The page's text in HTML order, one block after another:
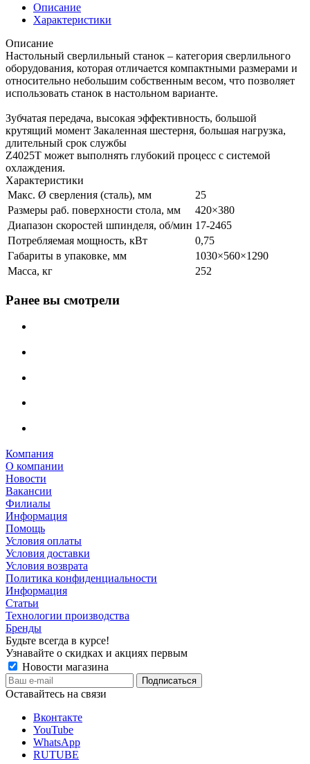
Описание
Характеристики
Описание
Настольный сверлильный станок – категория сверлильного
оборудования, которая отличается компактными размерами и
относительно небольшим собственным весом, что позволяет
использовать станок в настольном варианте.
Зубчатая передача, высокая эффективность, большой
крутящий момент Закаленная шестерня, большая нагрузка,
длительный срок службы
Z4025T может выполнять глубокий процесс с системой
охлаждения.
Характеристики
Макс. Ø сверления (сталь), мм
25
Размеры раб. поверхности стола, мм
420×380
Диапазон скоростей шпинделя, об/мин 17-2465
Потребляемая мощность, кВт
0,75
Габариты в упаковке, мм
1030×560×1290
Масса, кг
252
Ранее вы смотрели
Компания
О компании
Новости
Вакансии
Филиалы
Информация
Помощь
Условия оплаты
Условия доставки
Условия возврата
Политика конфиденциальности
Информация
Статьи
Технологии производства
Бренды
Будьте всегда в курсе!
Узнавайте о скидках и акциях первым
Новости магазина
Оставайтесь на связи
Вконтакте
YouTube
WhatsApp
RUTUBE